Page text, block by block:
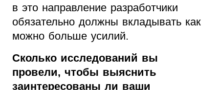
в это направление разработчики
обязательно должны вкладывать как
можно больше усилий.
Сколько исследований вы
провели, чтобы выяснить
заинтересованы ли ваши